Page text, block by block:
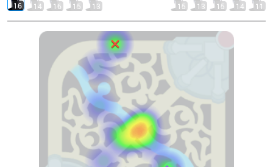
16 14 16 15 13 15 13 15 14 11